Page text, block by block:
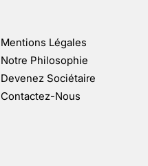
FAIT SURFACE À
MARSEILLE (1/5)
10 jan 2022
Mentions Légales
Notre Philosophie
Devenez Sociétaire
Contactez-Nous